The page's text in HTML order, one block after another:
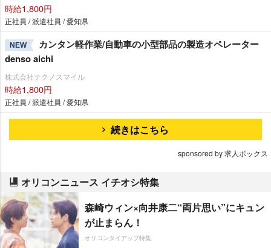
時給1,800円
正社員 / 派遣社員 / 愛知県
NEW
カンタン軽作業/自動車の小型部品の製造オペレーター
denso aichi
株式会社テクノスマイル
時給1,800円
正社員 / 派遣社員 / 愛知県
続きはこちら
sponsored by 求人ボックス
オリコンニュース イチオシ特集
森崎ウィン×向井康二“両片思い”にキュン
が止まらん！
オリコンタイアップ特集